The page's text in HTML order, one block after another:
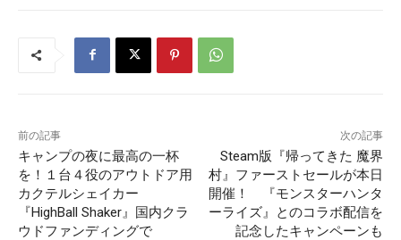
前の記事
キャンプの夜に最高の一杯
を！１台４役のアウトドア用
カクテルシェイカー
『HighBall Shaker』国内クラ
ウドファンディングで
次の記事
Steam版『帰ってきた 魔界
村』ファーストセールが本日
開催！ 『モンスターハンタ
ーライズ』とのコラボ配信を
記念したキャンペーンも